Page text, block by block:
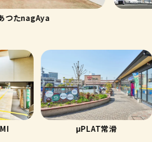
nagAya
μPLAT常滑